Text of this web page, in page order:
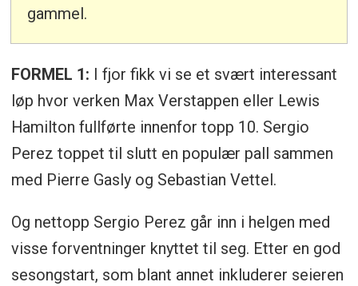
gammel.
FORMEL 1: I fjor fikk vi se et svært interessant
løp hvor verken Max Verstappen eller Lewis
Hamilton fullførte innenfor topp 10. Sergio
Perez toppet til slutt en populær pall sammen
med Pierre Gasly og Sebastian Vettel.
Og nettopp Sergio Perez går inn i helgen med
visse forventninger knyttet til seg. Etter en god
sesongstart, som blant annet inkluderer seieren